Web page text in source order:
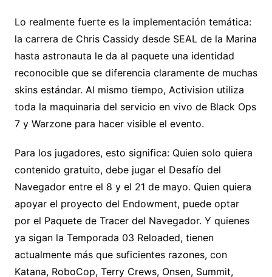
Lo realmente fuerte es la implementación temática:
la carrera de Chris Cassidy desde SEAL de la Marina
hasta astronauta le da al paquete una identidad
reconocible que se diferencia claramente de muchas
skins estándar. Al mismo tiempo, Activision utiliza
toda la maquinaria del servicio en vivo de Black Ops
7 y Warzone para hacer visible el evento.
Para los jugadores, esto significa: Quien solo quiera
contenido gratuito, debe jugar el Desafío del
Navegador entre el 8 y el 21 de mayo. Quien quiera
apoyar el proyecto del Endowment, puede optar
por el Paquete de Tracer del Navegador. Y quienes
ya sigan la Temporada 03 Reloaded, tienen
actualmente más que suficientes razones, con
Katana, RoboCop, Terry Crews, Onsen, Summit,